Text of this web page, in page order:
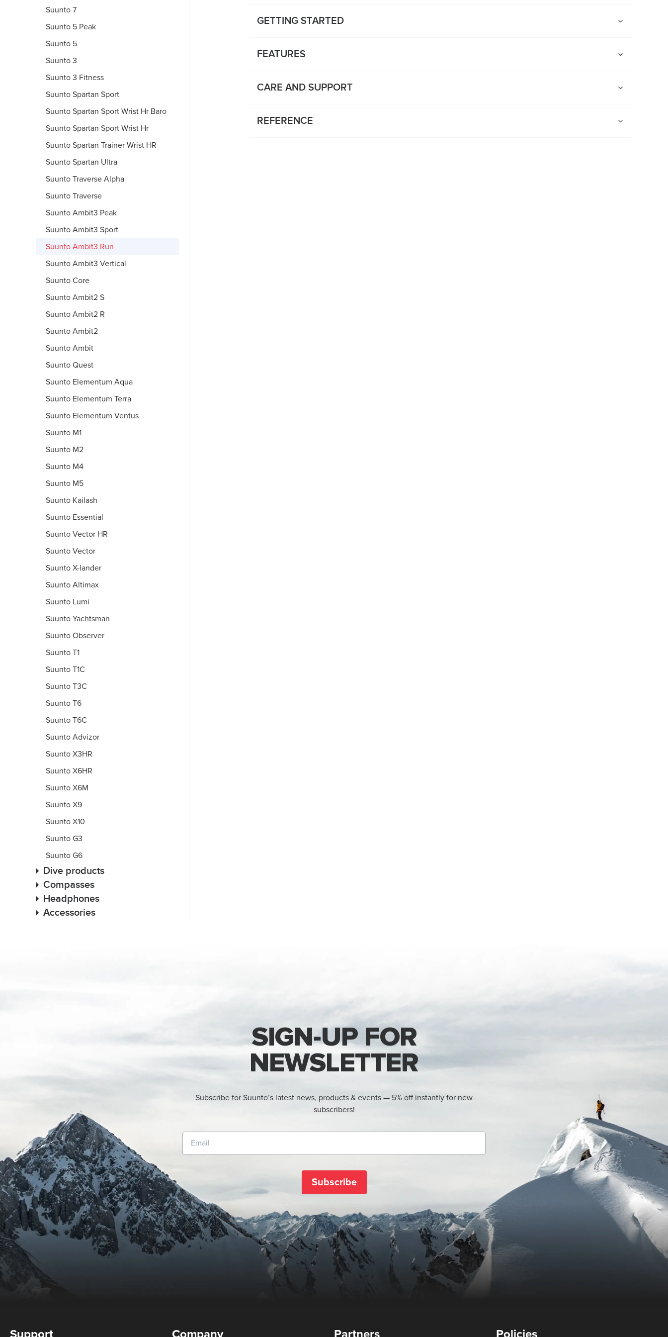
Suunto 7
Suunto 5 Peak
Suunto 5
Suunto 3
Suunto 3 Fitness
Suunto Spartan Sport
Suunto Spartan Sport Wrist Hr Baro
Suunto Spartan Sport Wrist Hr
Suunto Spartan Trainer Wrist HR
Suunto Spartan Ultra
Suunto Traverse Alpha
Suunto Traverse
Suunto Ambit3 Peak
Suunto Ambit3 Sport
Suunto Ambit3 Run
Suunto Ambit3 Vertical
Suunto Core
Suunto Ambit2 S
Suunto Ambit2 R
Suunto Ambit2
Suunto Ambit
Suunto Quest
Suunto Elementum Aqua
Suunto Elementum Terra
Suunto Elementum Ventus
Suunto M1
Suunto M2
Suunto M4
Suunto M5
Suunto Kailash
Suunto Essential
Suunto Vector HR
Suunto Vector
Suunto X-lander
Suunto Altimax
Suunto Lumi
Suunto Yachtsman
Suunto Observer
Suunto T1
Suunto T1C
Suunto T3C
Suunto T6
Suunto T6C
Suunto Advizor
Suunto X3HR
Suunto X6HR
Suunto X6M
Suunto X9
Suunto X10
Suunto G3
Suunto G6
Dive products
Compasses
Headphones
Accessories
GETTING STARTED
FEATURES
CARE AND SUPPORT
REFERENCE
SIGN-UP FOR
NEWSLETTER
Subscribe for Suunto’s latest news, products & events — 5% off instantly for new
subscribers!
Subscribe
Support Company Partners Policies